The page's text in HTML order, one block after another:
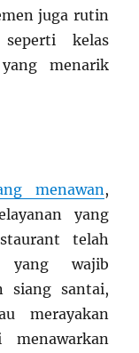
juga rutin
kelas
menarik
menawan ,
yang
telah
yang wajib
siang santai,
merayakan